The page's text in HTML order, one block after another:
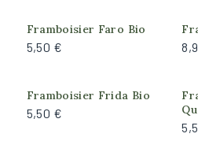
Moyenne (résiste à -10°C)
Très forte (résiste à -25°C)
Exposition
Framboisier Faro Bio
5,50 €
Framboisier Frida Bio
5,50 €